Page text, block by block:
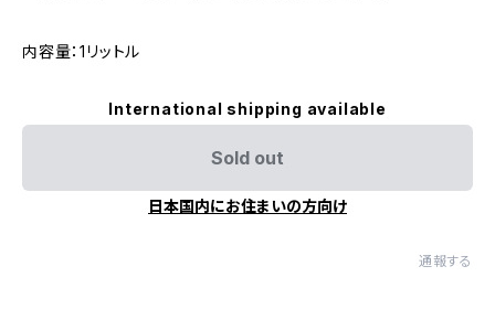
内容量：1リットル
International shipping available
Sold out
日本国内にお住まいの方向け
通報する